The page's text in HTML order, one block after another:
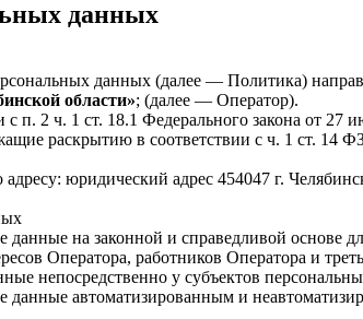
данных
данных (далее — Политика)
области»; (далее — Оператор).
с п. 2 ч. 1 ст. 18.1 Федерального закона
раскрытию в соответствии с ч. 1 ст. 14
адресу: юридический адрес 454047 г.
данные на законной и справедливой
Оператора, работников Оператора и
непосредственно у субъектов
данные автоматизированным и